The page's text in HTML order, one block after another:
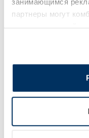
партнеры могут
🍋 Выгодные